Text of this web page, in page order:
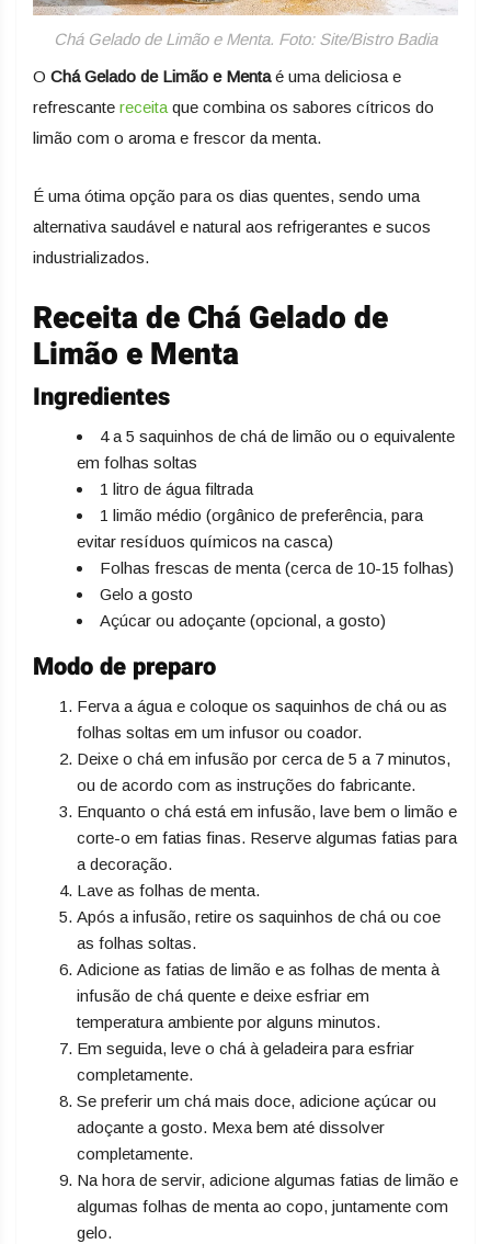
Chá Gelado de Limão e Menta. Foto: Site/Bistro Badia
O Chá Gelado de Limão e Mentaé uma deliciosa e
refrescante receita que combina os sabores cítricos do
limão com o aroma e frescor da menta.
É uma ótima opção para os dias quentes, sendo uma
alternativa saudável e natural aos refrigerantes e sucos
industrializados.
Receita de Chá Gelado de
Limão e Menta
Ingredientes
4 a 5 saquinhos de chá de limão ou o equivalente
em folhas soltas
1 litro de água filtrada
1 limão médio (orgânico de preferência, para
evitar resíduos químicos na casca)
Folhas frescas de menta (cerca de 10-15 folhas)
Gelo a gosto
Açúcar ou adoçante (opcional, a gosto)
Modo de preparo
Ferva a água e coloque os saquinhos de chá ou as
folhas soltas em um infusor ou coador.
Deixe o chá em infusão por cerca de 5 a 7 minutos,
ou de acordo com as instruções do fabricante.
Enquanto o chá está em infusão, lave bem o limão e
corte-o em fatias finas. Reserve algumas fatias para
a decoração.
Lave as folhas de menta.
Após a infusão, retire os saquinhos de chá ou coe
as folhas soltas.
Adicione as fatias de limão e as folhas de menta à
infusão de chá quente e deixe esfriar em
temperatura ambiente por alguns minutos.
Em seguida, leve o chá à geladeira para esfriar
completamente.
Se preferir um chá mais doce, adicione açúcar ou
adoçante a gosto. Mexa bem até dissolver
completamente.
Na hora de servir, adicione algumas fatias de limão e
algumas folhas de menta ao copo, juntamente com
gelo.